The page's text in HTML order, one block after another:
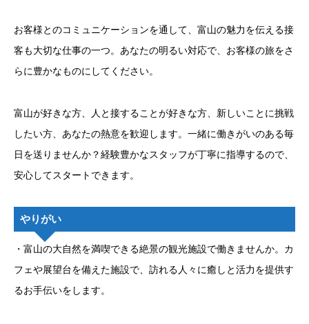
お客様とのコミュニケーションを通して、富山の魅力を伝える接
客も大切な仕事の一つ。あなたの明るい対応で、お客様の旅をさ
らに豊かなものにしてください。
富山が好きな方、人と接することが好きな方、新しいことに挑戦
したい方、あなたの熱意を歓迎します。一緒に働きがいのある毎
日を送りませんか？経験豊かなスタッフが丁寧に指導するので、
安心してスタートできます。
やりがい
・富山の大自然を満喫できる絶景の観光施設で働きませんか。カ
フェや展望台を備えた施設で、訪れる人々に癒しと活力を提供す
るお手伝いをします。